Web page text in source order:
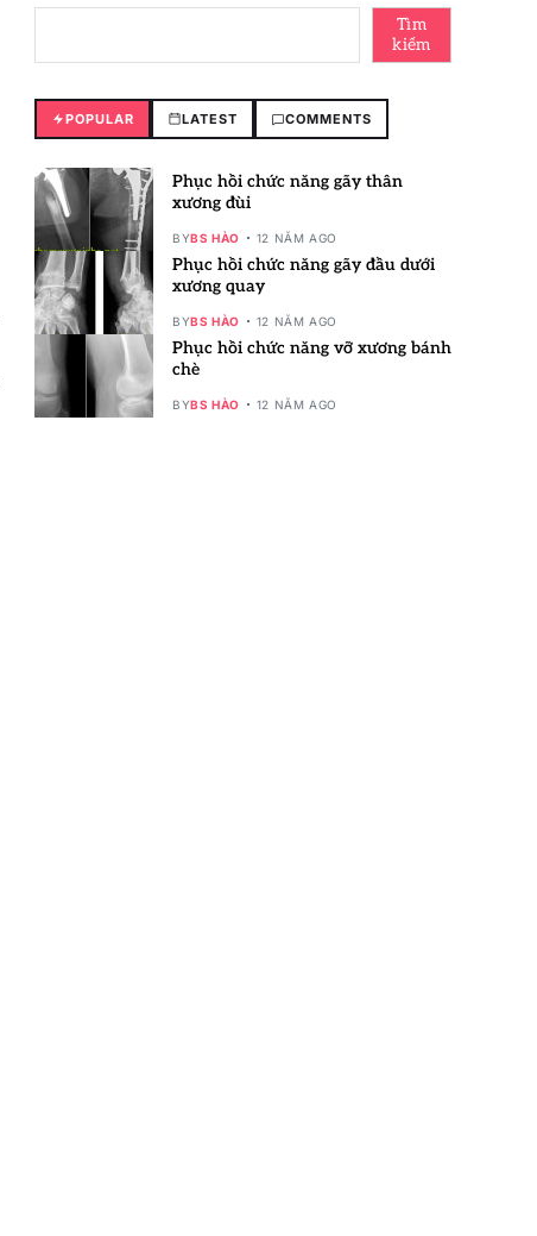
Tìm
kiếm
POPULAR LATEST COMMENTS
Phục hồi chức năng gãy thân
xương đùi
BYBS HÀO 12 NĂM AGO
Phục hồi chức năng gãy đầu dưới
xương quay
BYBS HÀO 12 NĂM AGO
Phục hồi chức năng vỡ xương bánh
chè
BYBS HÀO 12 NĂM AGO